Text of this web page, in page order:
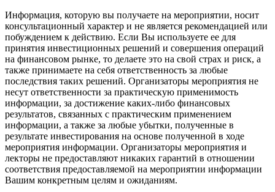
Информация, которую вы получаете на мероприятии, носит
консультационный характер и не является рекомендацией или
побуждением к действию. Если Вы используете ее для
принятия инвестиционных решений и совершения операций
на финансовом рынке, то делаете это на свой страх и риск, а
также принимаете на себя ответственность за любые
последствия таких решений. Организаторы мероприятия не
несут ответственности за практическую применимость
информации, за достижение каких-либо финансовых
результатов, связанных с практическим применением
информации, а также за любые убытки, полученные в
результате инвестирования на основе полученной в ходе
мероприятия информации. Организаторы мероприятия и
лекторы не предоставляют никаких гарантий в отношении
соответствия предоставляемой на мероприятии информации
Вашим конкретным целям и ожиданиям.